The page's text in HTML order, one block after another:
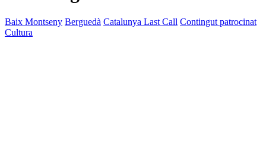
Baix Montseny Berguedà Catalunya Last Call Contingut patrocinat
Cultura